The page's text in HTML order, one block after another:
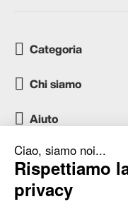
Categoria
Chi siamo
Aiuto
Servizio clienti